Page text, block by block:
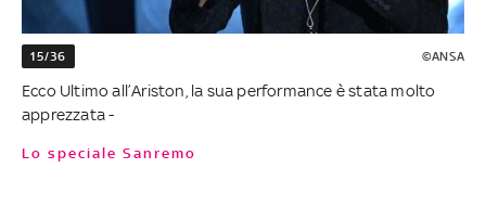
15/36 ©ANSA
Ecco Ultimo all’Ariston, la sua performance è stata molto
apprezzata -
Lo speciale Sanremo